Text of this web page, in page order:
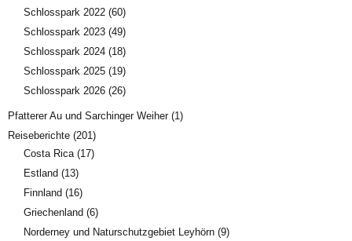
Schlosspark 2022 (60)
Schlosspark 2023 (49)
Schlosspark 2024 (18)
Schlosspark 2025 (19)
Schlosspark 2026 (26)
Pfatterer Au und Sarchinger Weiher(1)
Reiseberichte (201)
Costa Rica(17)
Estland (13)
Finnland (16)
Griechenland (6)
Norderney und Naturschutzgebiet Leyhörn (9)